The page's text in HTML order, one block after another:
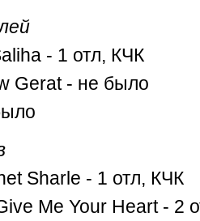
- 1 отл, КЧК
Gerat - не было
Sharle - 1 отл, КЧК
Me Your Heart - 2